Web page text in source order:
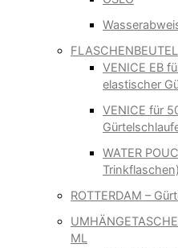
FLASCHENBEUTEL
VENICE EB
elastischer
VENICE für
WATER
Trinkflaschen)
ROTTERDAM –
ML